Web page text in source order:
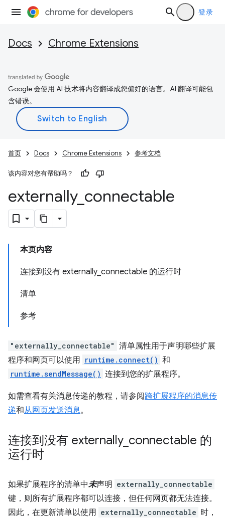
登录
Docs Chrome Extensions
Google 会使用 AI 技术将内容翻译成您偏好的语言。AI 翻译可能包
含错误。
首页 Docs Chrome Extensions 参考文档
该内容对您有帮助吗？
externally_ connectable
本页内容
连接到没有 externally_connectable 的运行时
清单
参考
"externally_connectable" 清单属性用于声明哪些扩展
程序和网页可以使用 runtime.connect() 和
runtime.sendMessage() 连接到您的扩展程序。
如需查看有关消息传递的教程，请参阅跨扩展程序的消息传
递和从网页发送消息。
连接到没有 externally_ connectable 的
运行时
如果扩展程序的清单中未声明 externally_connectable
键，则所有扩展程序都可以连接，但任何网页都无法连接。
因此，在更新清单以使用 externally_connectable 时，